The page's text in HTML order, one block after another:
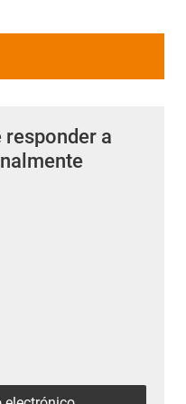
responder a